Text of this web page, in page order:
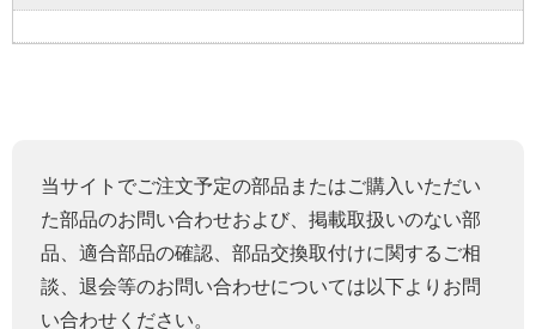
当サイトでご注文予定の部品またはご購入いただい
た部品のお問い合わせおよび、掲載取扱いのない部
品、適合部品の確認、部品交換取付けに関するご相
談、退会等のお問い合わせについては以下よりお問
い合わせください。